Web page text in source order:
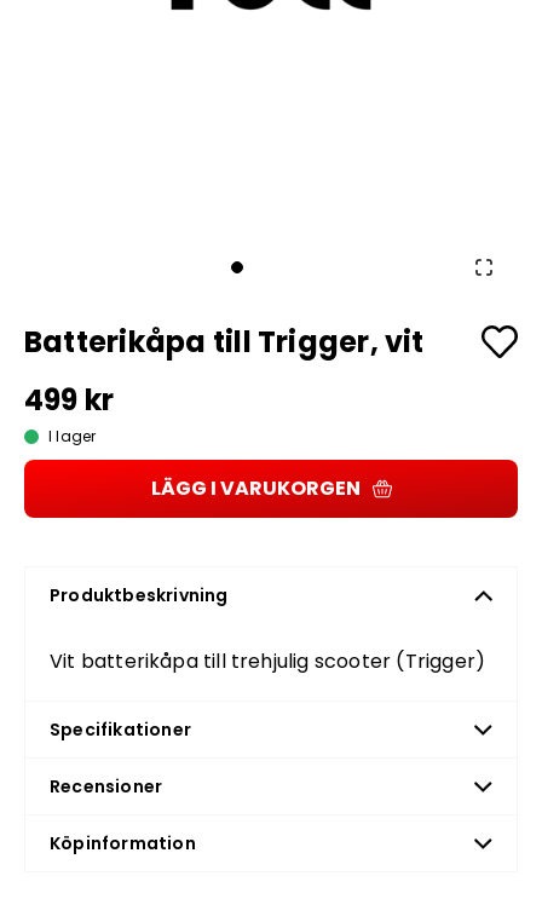
Batterikåpa till Trigger, vit
499 kr
I lager
LÄGG I VARUKORGEN
Produktbeskrivning
Vit batterikåpa till trehjulig scooter (Trigger)
Specifikationer
Recensioner
Köpinformation